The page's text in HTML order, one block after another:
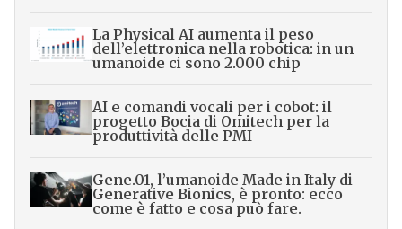
La Physical AI aumenta il peso
dell’elettronica nella robotica: in un
umanoide ci sono 2.000 chip
AI e comandi vocali per i cobot: il
progetto Bocia di Omitech per la
produttività delle PMI
Gene.01, l’umanoide Made in Italy di
Generative Bionics, è pronto: ecco
come è fatto e cosa può fare.